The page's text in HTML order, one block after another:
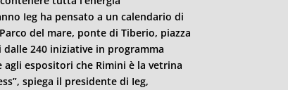
Ieg ha pensato a un calendario di
del mare, ponte di Tiberio, piazza
240 iniziative in programma
agli espositori che Rimini è la vetrina
spiega il presidente di Ieg,